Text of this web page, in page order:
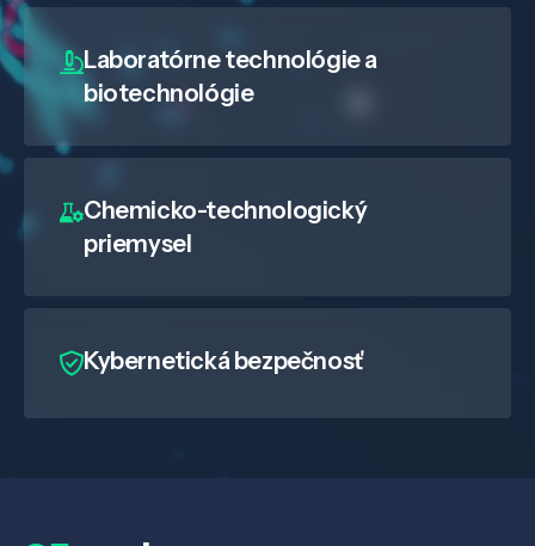
Laboratórne technológie a
biotechnológie
Chemicko-technologický
priemysel
Kybernetická bezpečnosť